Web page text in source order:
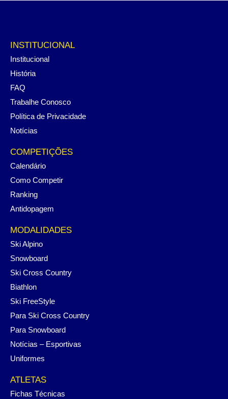
INSTITUCIONAL
Institucional
História
FAQ
Trabalhe Conosco
Política de Privacidade
Notícias
COMPETIÇÕES
Calendário
Como Competir
Ranking
Antidopagem
MODALIDADES
Ski Alpino
Snowboard
Ski Cross Country
Biathlon
Ski FreeStyle
Para Ski Cross Country
Para Snowboard
Notícias – Esportivas
Uniformes
ATLETAS
Fichas Técnicas